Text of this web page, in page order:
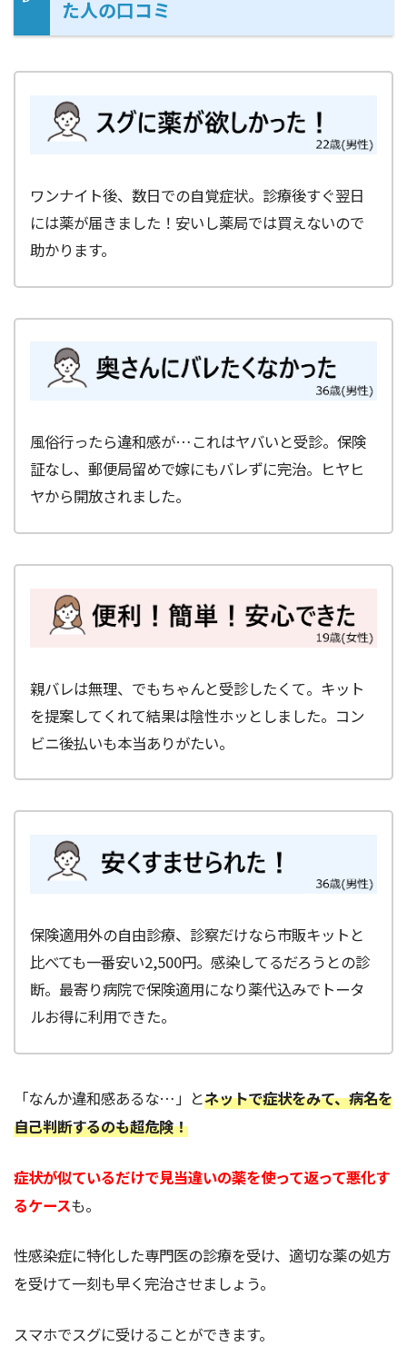
た人の口コミ
ワンナイト後、数日での自覚症状。診療後すぐ翌日
には薬が届きました！安いし薬局では買えないので
助かります。
風俗行ったら違和感が…これはヤバいと受診。保険
証なし、郵便局留めで嫁にもバレずに完治。ヒヤヒ
ヤから開放されました。
親バレは無理、でもちゃんと受診したくて。キット
を提案してくれて結果は陰性ホッとしました。コン
ビニ後払いも本当ありがたい。
保険適用外の自由診療、診察だけなら市販キットと
比べても一番安い2,500円。感染してるだろうとの診
断。最寄り病院で保険適用になり薬代込みでトータ
ルお得に利用できた。
「なんか違和感あるな…」とネットで症状をみて、病名を
自己判断するのも超危険！
症状が似ているだけで見当違いの薬を使って返って悪化す
るケースも。
性感染症に特化した専門医の診療を受け、適切な薬の処方
を受けて一刻も早く完治させましょう。
スマホでスグに受けることができます。